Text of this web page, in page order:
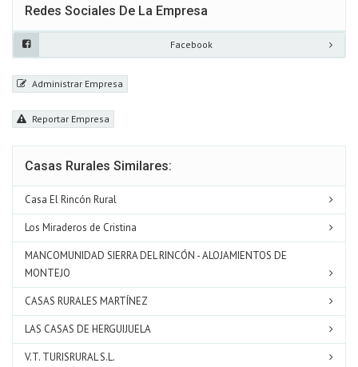
Redes Sociales De La Empresa
Facebook
Administrar Empresa
Reportar Empresa
Casas Rurales Similares:
Casa El Rincón Rural
Los Miraderos de Cristina
MANCOMUNIDAD SIERRA DEL RINCÓN - ALOJAMIENTOS DE
MONTEJO
CASAS RURALES MARTÍNEZ
LAS CASAS DE HERGUIJUELA
V.T. TURISRURAL S.L.